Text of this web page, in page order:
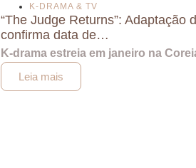
K-DRAMA & TV
“The Judge Returns”: Adaptação
confirma data de…
K-drama estreia em janeiro na
Leia mais